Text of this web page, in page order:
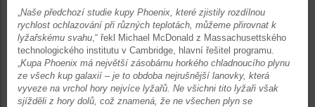
„Naše předchozí studie kupy Phoenix, které zjistily rozdílnou
rychlost ochlazování při různých teplotách, můžeme přirovnat k
lyžařskému svahu,“ řekl Michael McDonald z Massachusettského
technologického institutu v Cambridge, hlavní řešitel programu.
„Kupa Phoenix má největší zásobárnu horkého chladnoucího plynu
ze všech kup galaxií – je to obdoba nejrušnější lanovky, která
vyveze na vrchol hory nejvíce lyžařů. Ne všichni tito lyžaři však
sjížděli z hory dolů, což znamená, že ne všechen plyn se